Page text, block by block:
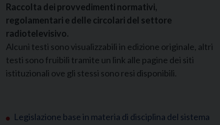
Raccolta dei provvedimenti normativi,
regolamentari e delle circolari del settore
radiotelevisivo.
Alcuni testi sono visualizzabili in edizione originale, altri
testi sono fruibili tramite un link alle pagine dei siti
istituzionali ove gli stessi sono resi disponibili.
Legislazione base in materia di disciplina del sistema